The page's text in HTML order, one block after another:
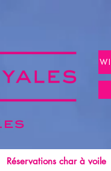
Réservations char à voile